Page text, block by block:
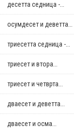
десетта седница -...
осумдесет и деветта...
триесетта седница -...
триесет и втора...
триесет и четврта...
дваесет и деветта...
дваесет и осма...